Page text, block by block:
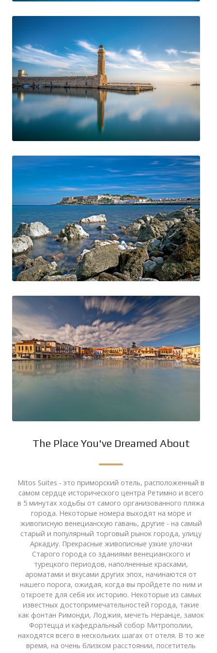
The Place You've Dreamed About
Mitos Suites - это приморский отель, расположенный в
самом сердце исторического центра Ретимно и всего
в 5 минутах ходьбы от самого организованного пляжа
города. Некоторые номера выходят на море и
живописную венецианскую гавань, другие - на самый
старый и популярный торговый рынок города, улицу
Аркадиу. Прекрасные живописные узкие улочки
Старого города со зданиями венецианского и
турецкого периодов, наполненные красками,
ароматами и вкусами других эпох, начинаются от
нашего порога, ожидая, когда вы пройдете по ним и
откроете для себя их историю. Некоторые из самых
известных достопримечательностей города, такие
как фонтан Римонди, Лоджия, мечеть Неранце, замок
Фортецца и кафедральный собор Митрополии,
находятся всего в нескольких шагах от отеля. В то же
время, на очень близком расстоянии, посетитель